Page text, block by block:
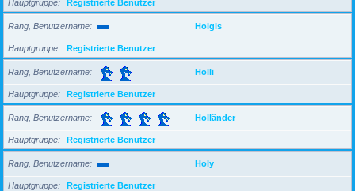
Hauptgruppe Registrierte Benutzer
Rang, Benutzername Holgis
Hauptgruppe Registrierte Benutzer
Rang, Benutzername Holli
Hauptgruppe Registrierte Benutzer
Rang, Benutzername Holländer
Hauptgruppe Registrierte Benutzer
Rang, Benutzername Holy
Hauptgruppe Registrierte Benutzer